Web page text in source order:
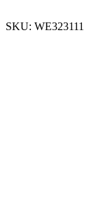
SKU: WE323111